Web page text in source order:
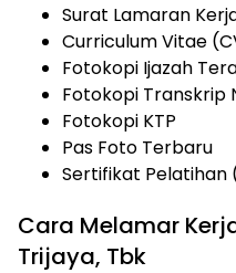
Surat Lamaran
Curriculum Vitae
Fotokopi Ijazah
Fotokopi Transkrip
Fotokopi KTP
Pas Foto Terbaru
Sertifikat Pelatihan
Cara Melamar
Trijaya, Tbk